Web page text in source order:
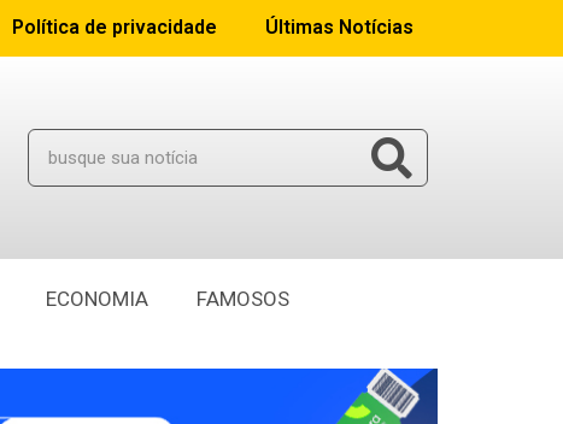
Política de privacidade Últimas Notícias
ECONOMIA FAMOSOS